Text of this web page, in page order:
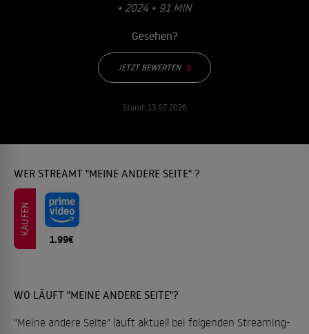
• 2024 • 91 MIN
Gesehen?
JETZT BEWERTEN
Stand: 13.07.2026
WER STREAMT "MEINE ANDERE SEITE" ?
KAUFEN
1.99€
WO LÄUFT "MEINE ANDERE SEITE"?
"Meine andere Seite" läuft aktuell bei folgenden Streaming-